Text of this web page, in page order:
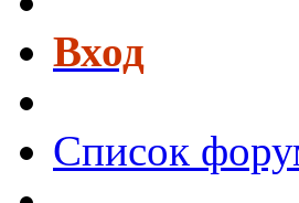
Вход
Список